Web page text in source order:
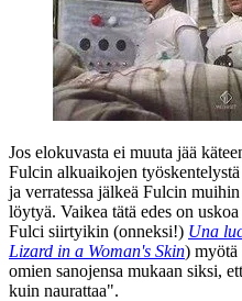
Jos elokuvasta ei muuta jää
Fulcin alkuaikojen työskentelystä
ja verratessa jälkeä Fulcin
löytyä. Vaikea tätä edes on
Fulci siirtyikin (onneksi!) Una
Lizard in a Woman's Skin) myötä
omien sanojensa mukaan siksi,
kuin naurattaa".